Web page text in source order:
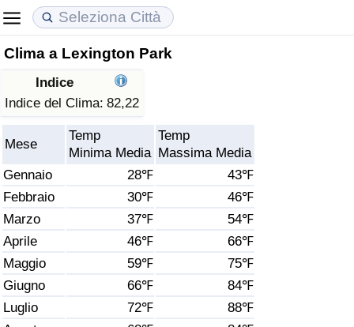
Clima a Lexington Park
Indice
Indice del Clima: 82,22
Mese
Temp
Minima Media
Temp
Massima Media
Gennaio
28℉
43℉
Febbraio
30℉
46℉
Marzo
37℉
54℉
Aprile
46℉
66℉
Maggio
59℉
75℉
Giugno
66℉
84℉
Luglio
72℉
88℉
Costo della vita
Indice Del Costo Della Vita (corrente)
Indice Del Costo Della Vita
Indice del Costo della Vita per Nazione
ad Aqaba
Prezzi degli immobili
Indice del Prezzo delle Case (Corrente)
Indice del Prezzo delle Case
Indice del Prezzo delle Case per Nazione
Qualità della Vita
Indice della Qualità della Vita
Indice della Qualità della Vita (Corrente)
Indice della qualità della vita per Paese
Criminalità
Indice del Tasso di Criminalità (Corrente)
Indice della Criminalità